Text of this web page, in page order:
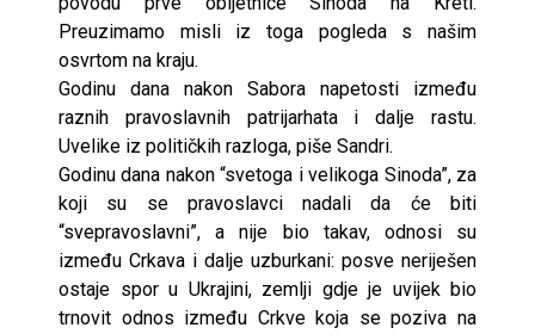
Preuzimamo misli iz toga pogleda s našim
osvrtom na kraju.
Godinu dana nakon Sabora napetosti između
raznih pravoslavnih patrijarhata i dalje rastu.
Uvelike iz političkih razloga, piše Sandri.
Godinu dana nakon “svetoga i velikoga Sinoda”, za
koji su se pravoslavci nadali da će biti
“svepravoslavni”, a nije bio takav, odnosi su
između Crkava i dalje uzburkani: posve neriješen
ostaje spor u Ukrajini, zemlji gdje je uvijek bio
trnovit odnos između Crkve koja se poziva na